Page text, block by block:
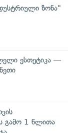
ზონა"
ესთეტიკა —
გამო 1 წლითა